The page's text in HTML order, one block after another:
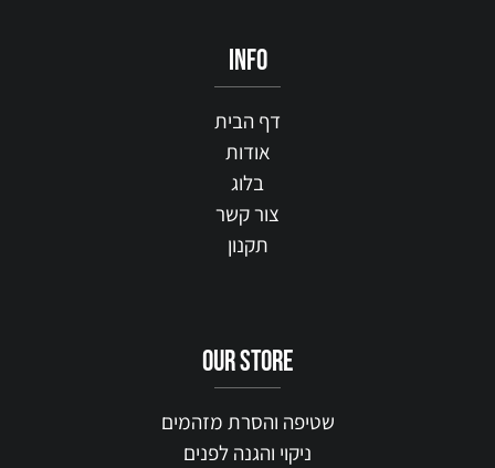
info
דף הבית
אודות
בלוג
צור קשר
תקנון
our STORE
שטיפה והסרת מזהמים
ניקוי והגנה לפנים